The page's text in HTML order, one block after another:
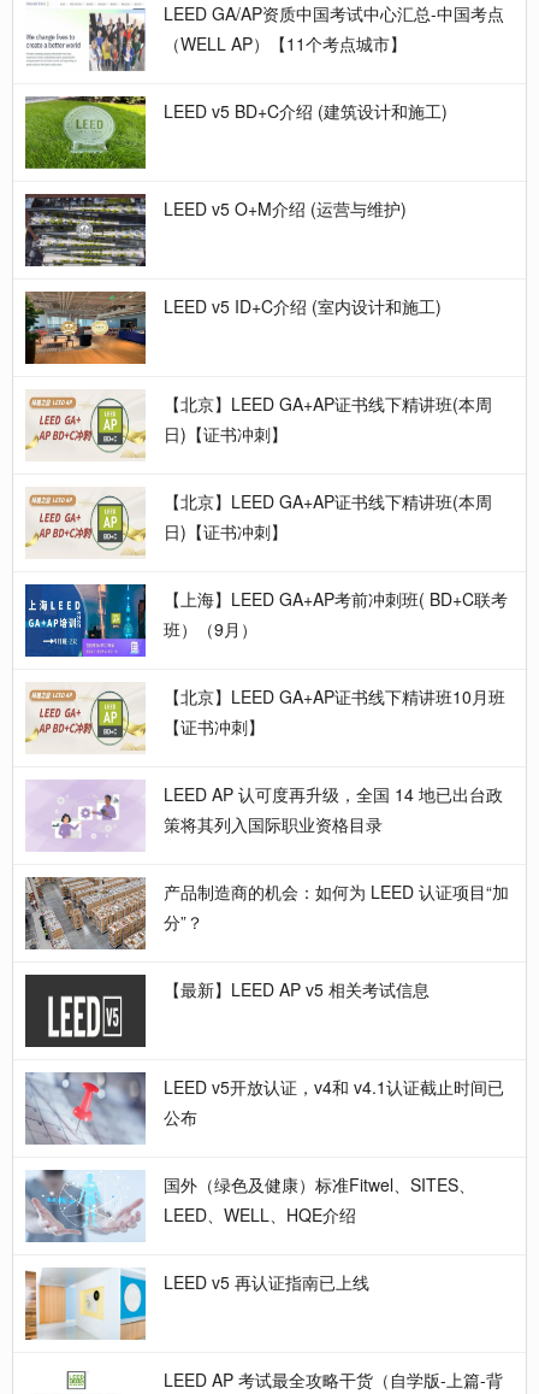
LEED GA/AP资质中国考试中心汇总-中国考点
（WELL AP）【11个考点城市】
LEED v5 BD+C介绍 (建筑设计和施工)
LEED v5 O+M介绍 (运营与维护)
LEED v5 ID+C介绍 (室内设计和施工)
【北京】LEED GA+AP证书线下精讲班(本周
日)【证书冲刺】
【北京】LEED GA+AP证书线下精讲班(本周
日)【证书冲刺】
【上海】LEED GA+AP考前冲刺班( BD+C联考
班）（9月）
【北京】LEED GA+AP证书线下精讲班10月班
【证书冲刺】
LEED AP 认可度再升级，全国 14 地已出台政
策将其列入国际职业资格目录
产品制造商的机会：如何为 LEED 认证项目“加
分”？
【最新】LEED AP v5 相关考试信息
LEED v5开放认证，v4和 v4.1认证截止时间已
公布
国外（绿色及健康）标准Fitwel、SITES、
LEED、WELL、HQE介绍
LEED v5 再认证指南已上线
LEED AP 考试最全攻略干货（自学版-上篇-背